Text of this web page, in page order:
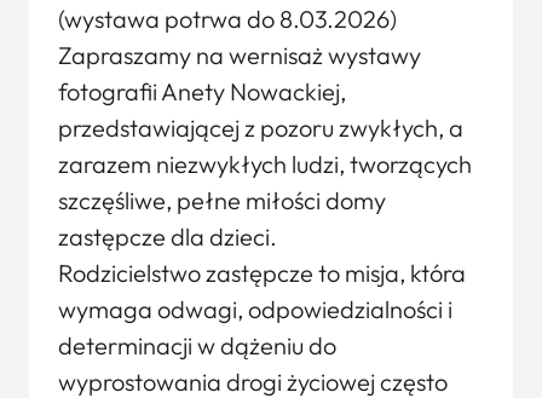
(wystawa potrwa do 8.03.2026)
Zapraszamy na wernisaż wystawy
fotografii Anety Nowackiej,
przedstawiającej z pozoru zwykłych, a
zarazem niezwykłych ludzi, tworzących
szczęśliwe, pełne miłości domy
zastępcze dla dzieci.
Rodzicielstwo zastępcze to misja, która
wymaga odwagi, odpowiedzialności i
determinacji w dążeniu do
wyprostowania drogi życiowej często